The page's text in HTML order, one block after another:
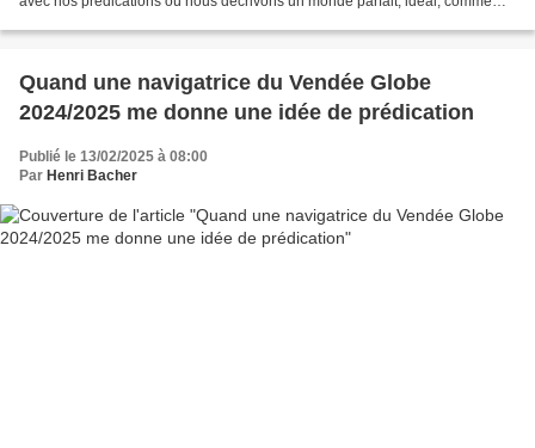
Quand une navigatrice du Vendée Globe
2024/2025 me donne une idée de prédication
Publié le 13/02/2025 à 08:00
Par Henri Bacher